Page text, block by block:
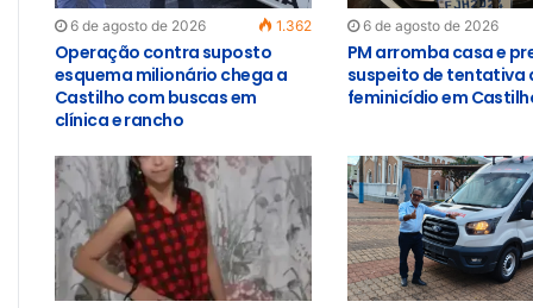
6 de agosto de 2026 1.362
Operação contra suposto
esquema milionário chega a
Castilho com buscas em
clínica e rancho
6 de agosto de 2026
PM arromba casa e
suspeito de tentativa
feminicídio em